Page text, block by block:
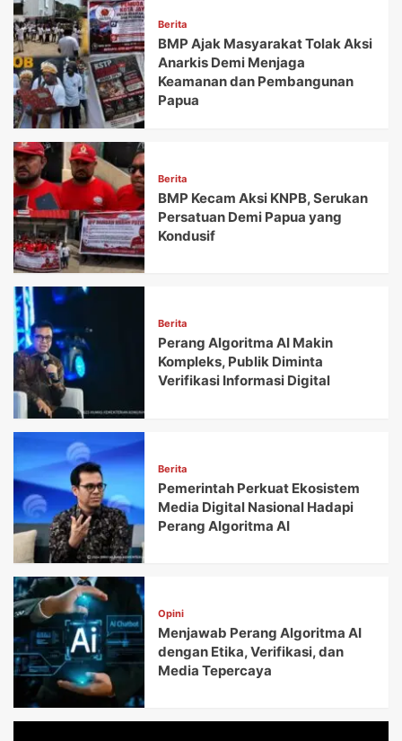
Berita
BMP Ajak Masyarakat Tolak Aksi
Anarkis Demi Menjaga
Keamanan dan Pembangunan
Papua
Berita
BMP Kecam Aksi KNPB, Serukan
Persatuan Demi Papua yang
Kondusif
Berita
Perang Algoritma AI Makin
Kompleks, Publik Diminta
Verifikasi Informasi Digital
Berita
Pemerintah Perkuat Ekosistem
Media Digital Nasional Hadapi
Perang Algoritma AI
Opini
Menjawab Perang Algoritma AI
dengan Etika, Verifikasi, dan
Media Tepercaya